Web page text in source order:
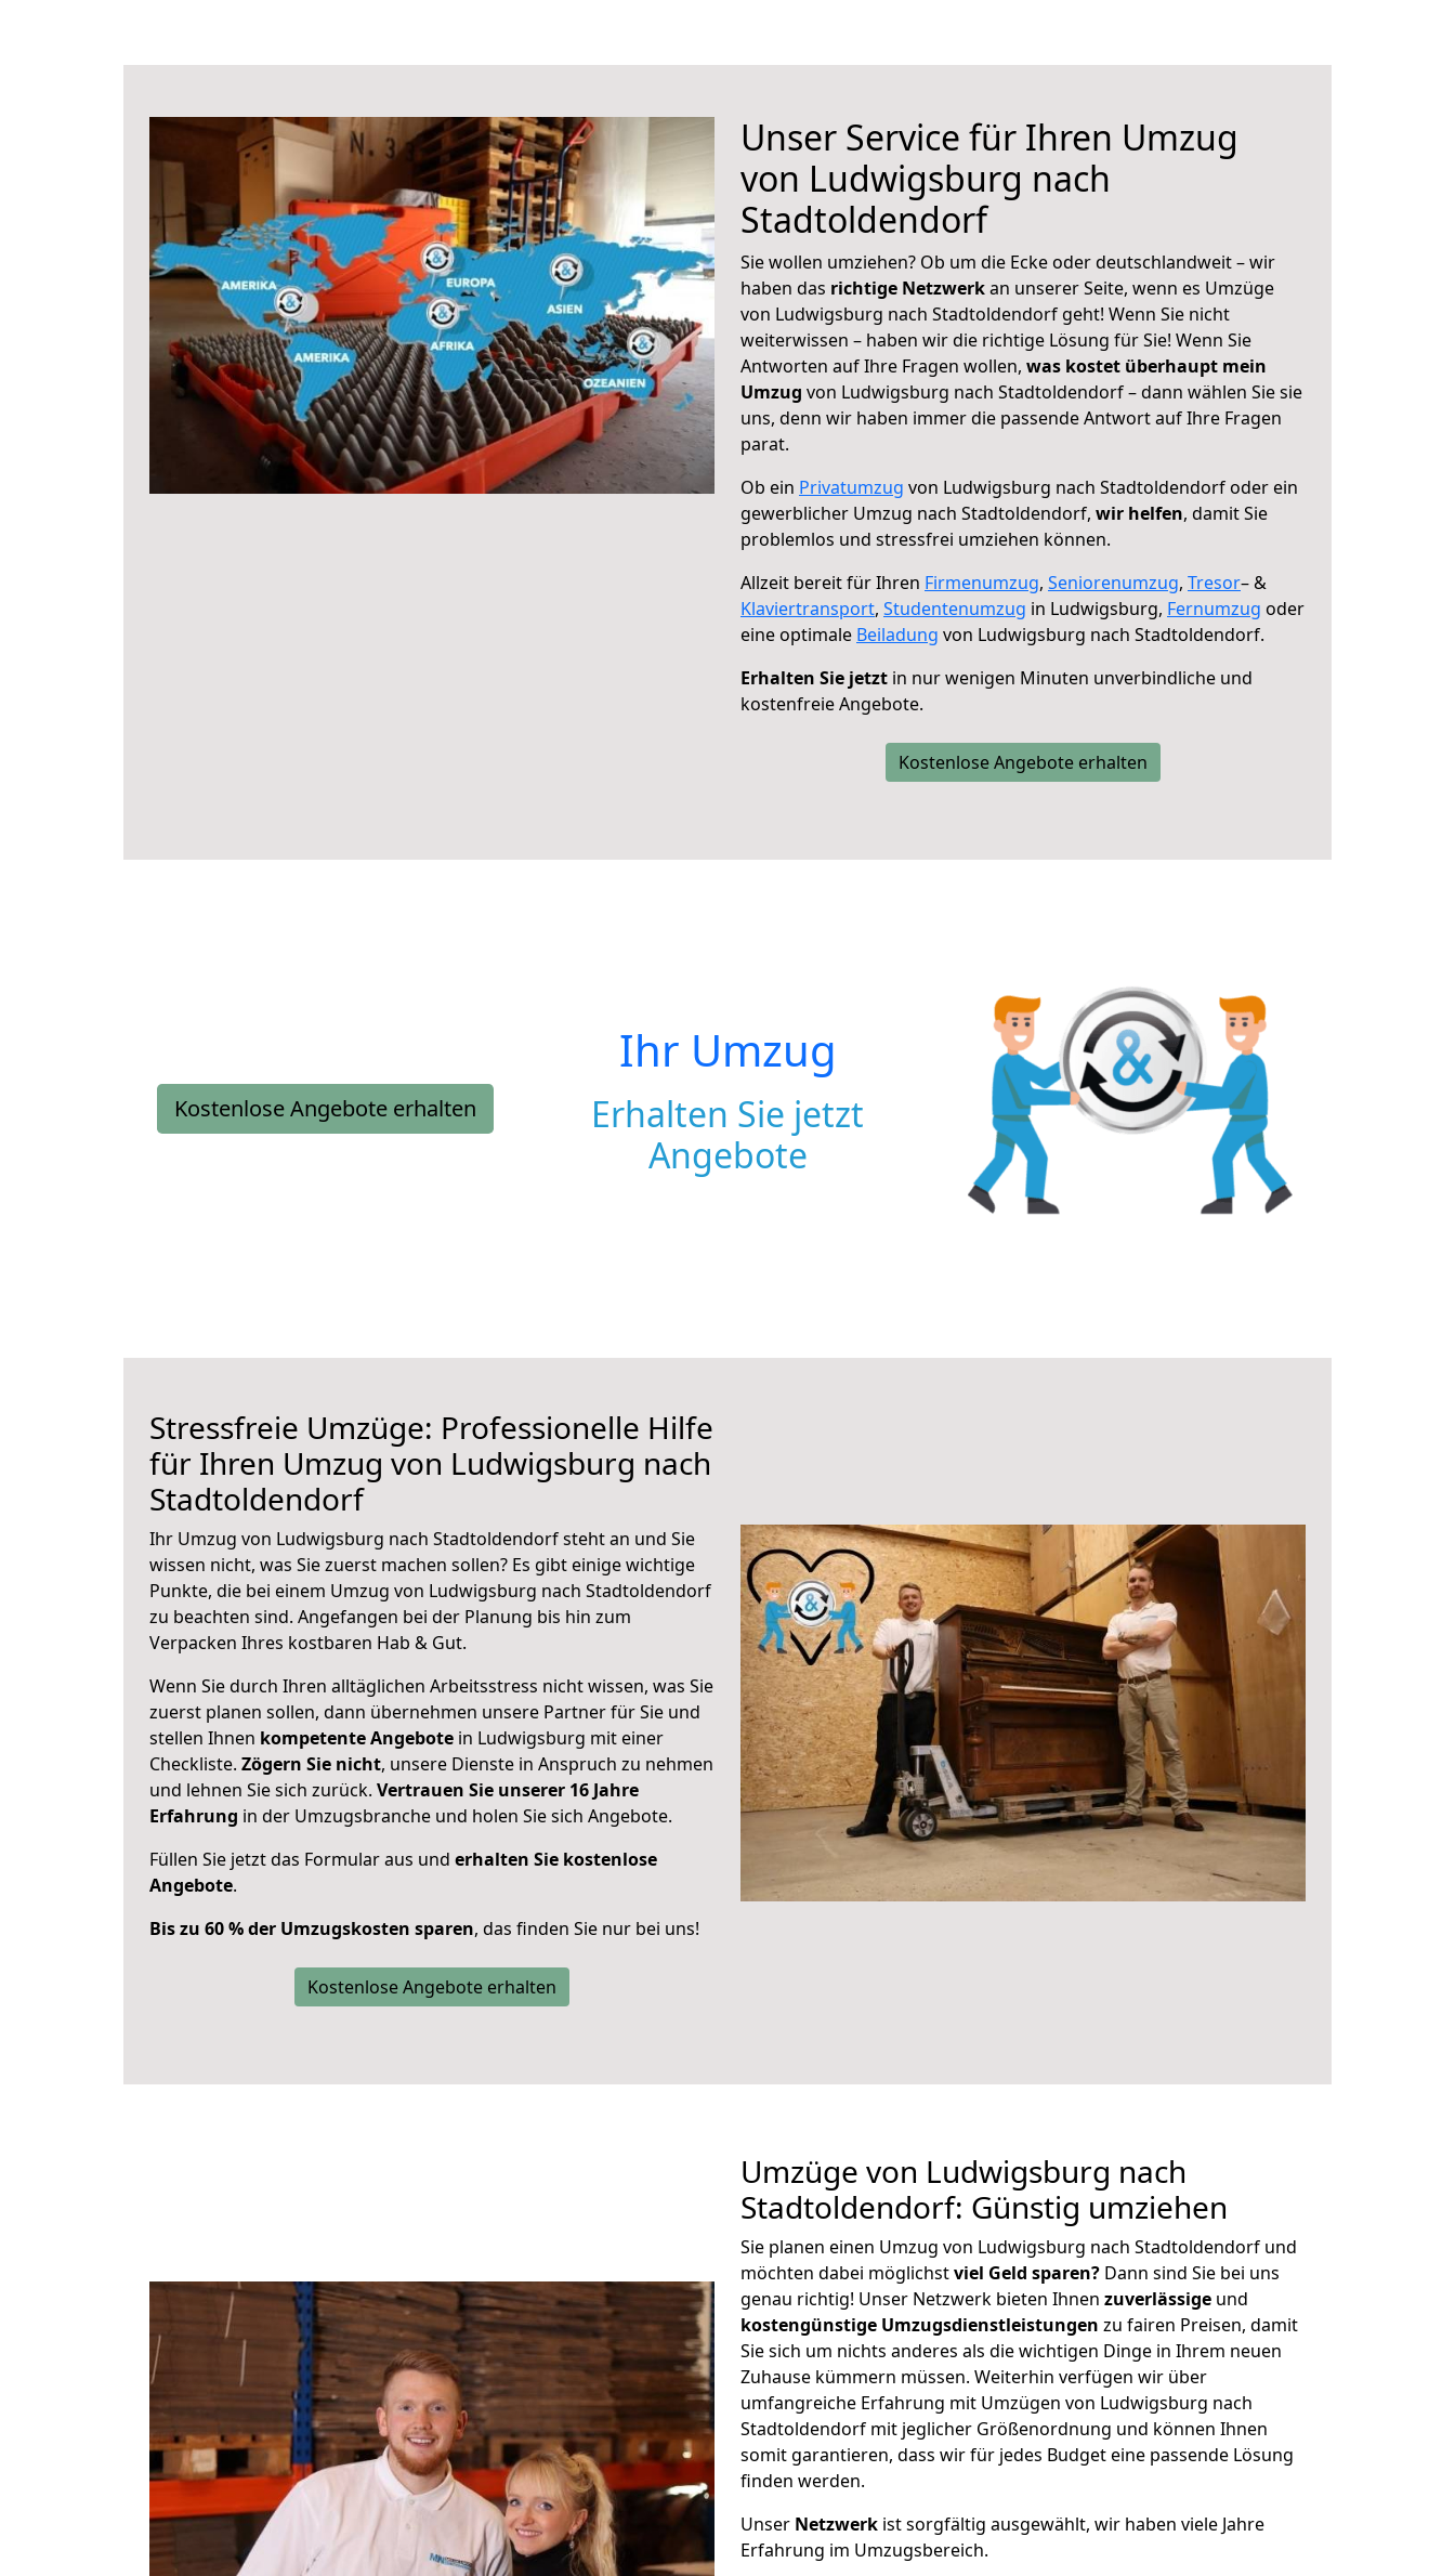
Unser Service für Ihren Umzug
von Ludwigsburg nach
Stadtoldendorf
Sie wollen umziehen? Ob um die Ecke oder deutschlandweit – wir
haben das richtige Netzwerkan unserer Seite, wenn es Umzüge
von Ludwigsburg nach Stadtoldendorf geht! Wenn Sie nicht
weiterwissen – haben wir die richtige Lösung für Sie! Wenn Sie
Antworten auf Ihre Fragen wollen, was kostet überhaupt mein
Umzug von Ludwigsburg nach Stadtoldendorf – dann wählen Sie sie
uns, denn wir haben immer die passende Antwort auf Ihre Fragen
parat.
Ob ein Privatumzug von Ludwigsburg nach Stadtoldendorf oder ein
gewerblicher Umzug nach Stadtoldendorf, wir helfen, damit Sie
problemlos und stressfrei umziehen können.
Allzeit bereit für Ihren Firmenumzug, Seniorenumzug, Tresor– &
Klaviertransport, Studentenumzug in Ludwigsburg, Fernumzug oder
eine optimale Beiladung von Ludwigsburg nach Stadtoldendorf.
Erhalten Sie jetzt in nur wenigen Minuten unverbindliche und
kostenfreie Angebote.
Kostenlose Angebote erhalten
Kostenlose Angebote erhalten
Ihr Umzug
Erhalten Sie jetzt
Angebote
Stressfreie Umzüge: Professionelle Hilfe
für Ihren Umzug von Ludwigsburg nach
Stadtoldendorf
Ihr Umzug von Ludwigsburg nach Stadtoldendorf steht an und Sie
wissen nicht, was Sie zuerst machen sollen? Es gibt einige wichtige
Punkte, die bei einem Umzug von Ludwigsburg nach Stadtoldendorf
zu beachten sind. Angefangen bei der Planung bis hin zum
Verpacken Ihres kostbaren Hab & Gut.
Wenn Sie durch Ihren alltäglichen Arbeitsstress nicht wissen, was Sie
zuerst planen sollen, dann übernehmen unsere Partner für Sie und
stellen Ihnen kompetente Angebote in Ludwigsburg mit einer
Checkliste. Zögern Sie nicht, unsere Dienste in Anspruch zu nehmen
und lehnen Sie sich zurück. Vertrauen Sie unserer 16 Jahre
Erfahrung in der Umzugsbranche und holen Sie sich Angebote.
Füllen Sie jetzt das Formular aus und erhalten Sie kostenlose
Angebote.
Bis zu 60 % der Umzugskosten sparen, das finden Sie nur bei uns!
Kostenlose Angebote erhalten
Umzüge von Ludwigsburg nach
Stadtoldendorf: Günstig umziehen
Sie planen einen Umzug von Ludwigsburg nach Stadtoldendorf und
möchten dabei möglichstviel Geld sparen? Dann sind Sie bei uns
genau richtig! Unser Netzwerk bieten Ihnen zuverlässige und
kostengünstige Umzugsdienstleistungen zu fairen Preisen, damit
Sie sich um nichts anderes als die wichtigen Dinge in Ihrem neuen
Zuhause kümmern müssen. Weiterhin verfügen wir über
umfangreiche Erfahrung mit Umzügen von Ludwigsburg nach
Stadtoldendorf mit jeglicher Größenordnung und können Ihnen
somit garantieren, dass wir für jedes Budget eine passende Lösung
finden werden.
Unser Netzwerk ist sorgfältig ausgewählt, wir haben viele Jahre
Erfahrung im Umzugsbereich.